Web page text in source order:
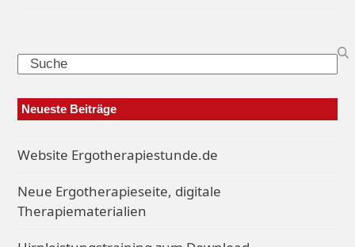
Search
Neueste Beiträge
Website Ergotherapiestunde.de
Neue Ergotherapieseite, digitale
Therapiematerialien